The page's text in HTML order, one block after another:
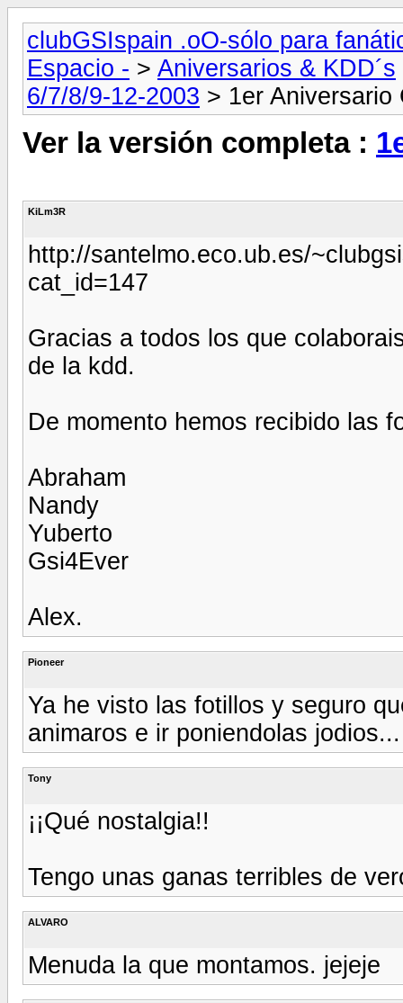
clubGSIspain .oO-sólo para
Espacio - > Aniversarios & KDD´s
6/7/8/9-12-2003 > 1er Aniversario
Ver la versión completa :
KiLm3R
http://santelmo.eco.ub.es/
cat_id=147
Gracias a todos los que
de la kdd.
De momento hemos recibido las
Abraham
Nandy
Yuberto
Gsi4Ever
Alex.
Pioneer
Ya he visto las fotillos y seguro
animaros e ir poniendolas
Tony
¡¡Qué nostalgia!!
Tengo unas ganas terribles de
ALVARO
Menuda la que montamos. jejeje